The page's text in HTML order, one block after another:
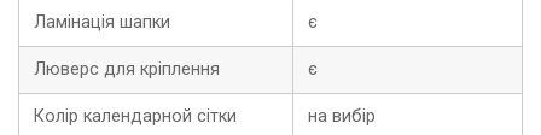
Ламінація шапки є
Люверс для кріплення є
Колір календарной сітки на вибір